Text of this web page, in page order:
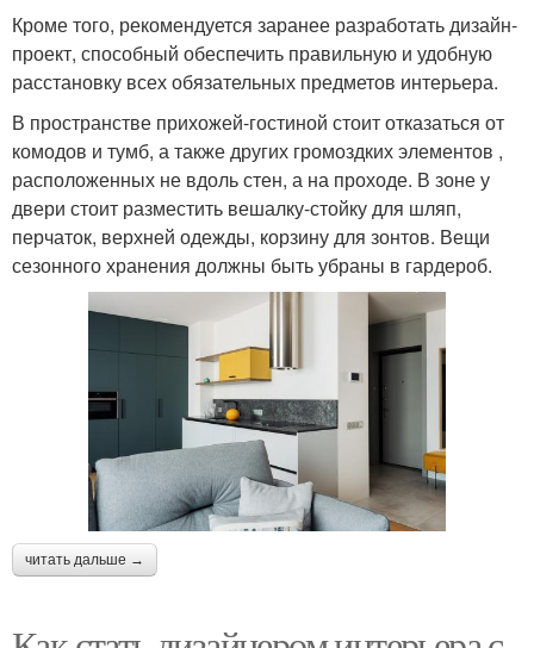
Кроме того, рекомендуется заранее разработать дизайн-
проект, способный обеспечить правильную и удобную
расстановку всех обязательных предметов интерьера.
В пространстве прихожей-гостиной стоит отказаться от
комодов и тумб, а также других громоздких элементов ,
расположенных не вдоль стен, а на проходе. В зоне у
двери стоит разместить вешалку-стойку для шляп,
перчаток, верхней одежды, корзину для зонтов. Вещи
сезонного хранения должны быть убраны в гардероб.
читать дальше →